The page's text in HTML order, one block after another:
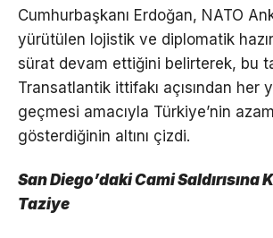
Cumhurbaşkanı Erdoğan, NATO
yürütülen lojistik ve diplomatik
sürat devam ettiğini belirterek, bu
Transatlantik ittifakı açısından her
geçmesi amacıyla Türkiye’nin
gösterdiğinin altını çizdi.
San Diego’daki Cami Saldırısına
Taziye